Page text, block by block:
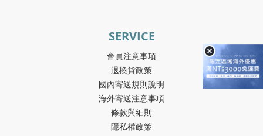
SERVICE
會員注意事項
退換貨政策
國內寄送規則說明
海外寄送注意事項
條款與細則
隱私權政策